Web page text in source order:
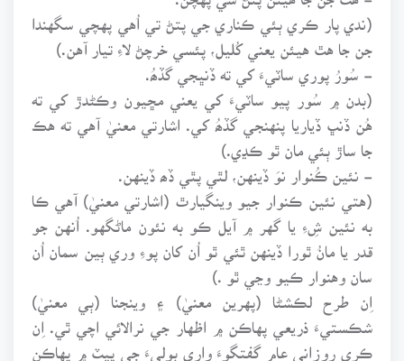
(ندي پار ڪري ٻئي ڪناري جي پتڻ تي اُهي پهچي سگهندا
جن جا هٿ هيئن يعني کُليل، پئسي خرچڻ لاءِ تيار آهن.)
- سُورُ پوري ساٽيءَ کي ته ڏنڀجي گڏھُ.
(بدن ۾ سُور پيو ساٽيءَ کي يعني مڇيون وڪڻدڙ کي ته
هُن ڏنڀ ڏياريا پنهنجي گڏھُ کي. اشارتي معنيٰ آهي ته هڪ
جا ساڙ ٻئي مان ٿو ڪڍي.)
- نئين ڪُنوار نوَ ڏينهن، لٿي پٿي ڏھ ڏينهن.
(هتي نئين ڪنوار جيو وينگيارٿ (اشارتي معنيٰ) آهي ڪا
به نئين شِءِ يا گهر ۾ آيل ڪو به نئون ماڻگهو. اُنهن جو
قدر يا مانُ ٿورا ڏينهن ٿئي ٿو اُن کان پوءِ وري ٻين سمان اُن
سان وهنوار ڪيو وڃي ٿو .)
اِن طرح لڪشڻا (پهرين معنيٰ) ۽ وينجنا (ٻي معنيٰ)
شڪستيءَ ذريعي پهاڪن ۾ اظهار جي نرالائي اچي ٿي. اِن
ڪري روزاني عام گفتگوءَ واري ٻوليءَ جي ڀيٽ ۾ پهاڪن